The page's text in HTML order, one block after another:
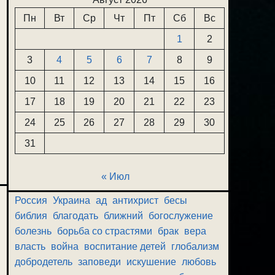
Пн
Вт Ср Чт Пт Сб
Вс
1
2
3
4 5 6 7 8
9
10
11 12 13 14 15
16
17
18 19 20 21 22
23
24
25 26 27 28 29
30
31
« Июл
Россия Украина ад антихрист бесы
библия
благодать ближний
богослужение
болезнь борьба со страстями брак вера
власть война воспитание детей
глобализм
добродетель заповеди искушение любовь